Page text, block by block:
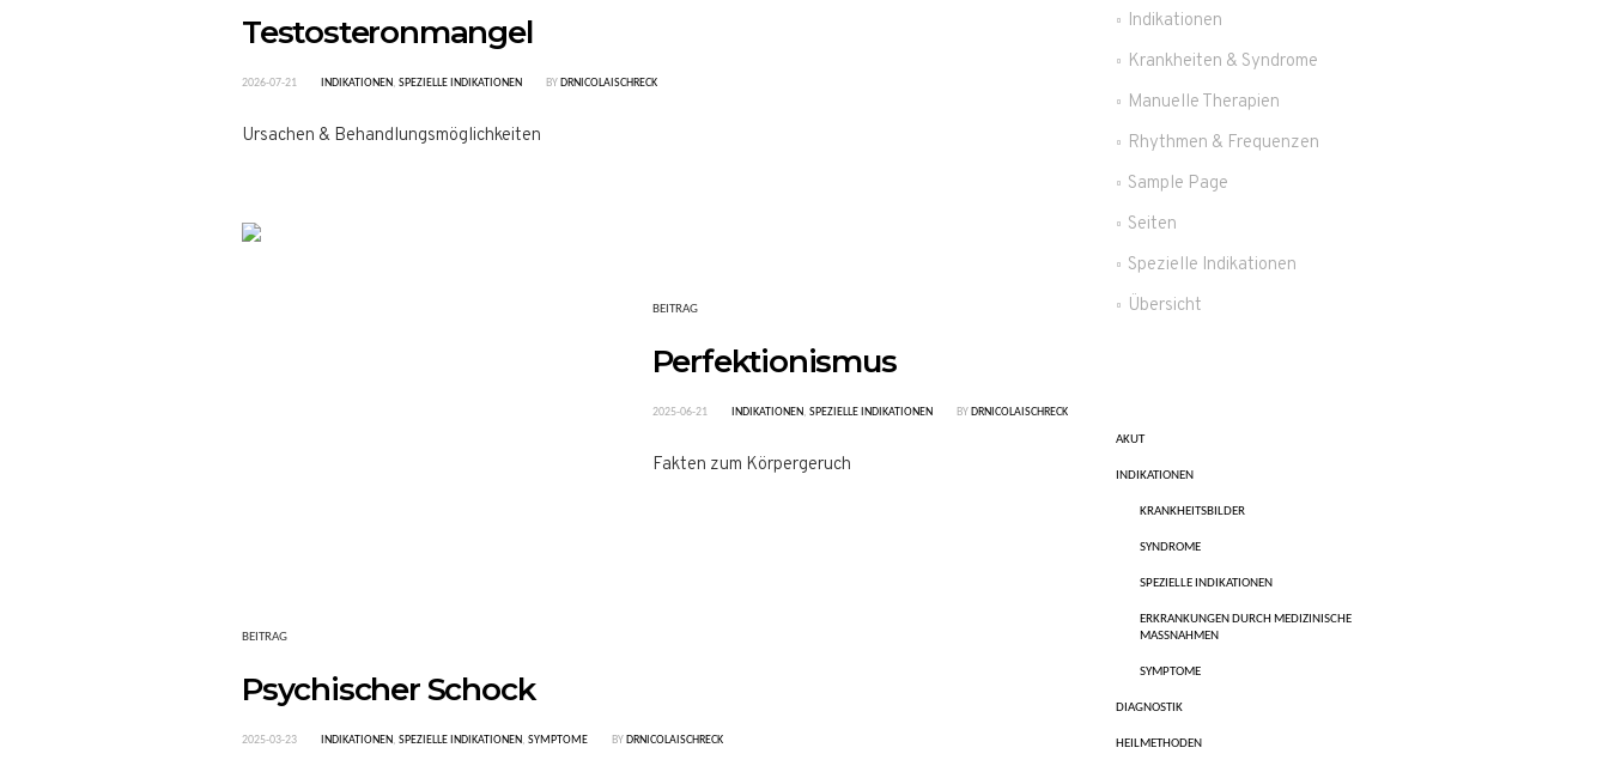
Testosteronmangel
2026-07-21 INDIKATIONEN, SPEZIELLE INDIKATIONEN BY DRNICOLAISCHRECK
Ursachen & Behandlungsmöglichkeiten
BEITRAG
Perfektionismus
2025-06-21 INDIKATIONEN, SPEZIELLE INDIKATIONEN BY DRNICOLAISCHRECK
Fakten zum Körpergeruch
BEITRAG
Psychischer Schock
2025-03-23 INDIKATIONEN, SPEZIELLE INDIKATIONEN, SYMPTOME BY DRNICOLAISCHRECK
Indikationen
Krankheiten & Syndrome
Manuelle Therapien
Rhythmen & Frequenzen
Sample Page
Seiten
Spezielle Indikationen
Übersicht
AKUT
INDIKATIONEN
KRANKHEITSBILDER
SYNDROME
SPEZIELLE INDIKATIONEN
ERKRANKUNGEN DURCH MEDIZINISCHE
MASSNAHMEN
SYMPTOME
DIAGNOSTIK
HEILMETHODEN